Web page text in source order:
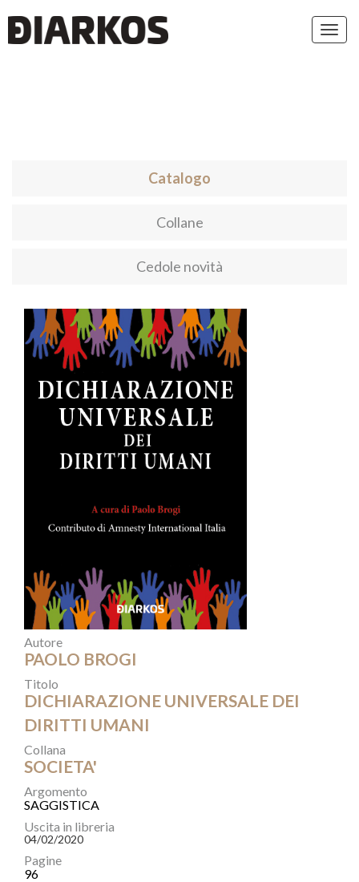
Catalogo
Collane
Cedole novità
Autore
PAOLO BROGI
Titolo
DICHIARAZIONE UNIVERSALE DEI
DIRITTI UMANI
Collana
SOCIETA'
Argomento
SAGGISTICA
Uscita in libreria
04/02/2020
Pagine
96